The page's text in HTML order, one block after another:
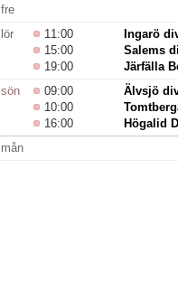
fre
lör 11:00 Ingarö
15:00
Salems
19:00
Järfälla
sön 09:00 Älvsjö
10:00
16:00
Högalid
mån